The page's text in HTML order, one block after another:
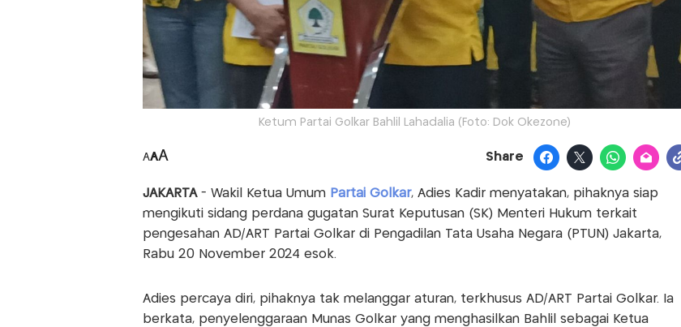
Ketum Partai Golkar Bahlil Lahadalia (Foto: Dok Okezone)
AAA Share
JAKARTA - Wakil Ketua Umum Partai Golkar, Adies Kadir menyatakan, pihaknya siap
mengikuti sidang perdana gugatan Surat Keputusan (SK) Menteri Hukum terkait
pengesahan AD/ART Partai Golkar di Pengadilan Tata Usaha Negara (PTUN) Jakarta,
Rabu 20 November 2024 esok.
Adies percaya diri, pihaknya tak melanggar aturan, terkhusus AD/ART Partai Golkar. Ia
berkata, penyelenggaraan Munas Golkar yang menghasilkan Bahlil sebagai Ketua